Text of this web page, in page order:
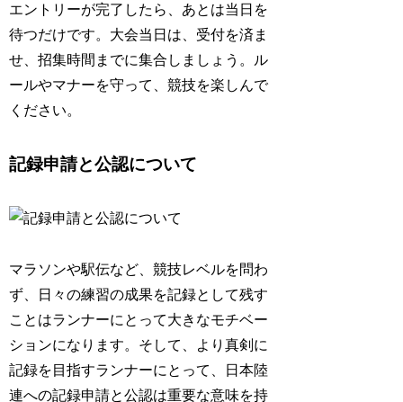
エントリーが完了したら、あとは当日を
待つだけです。大会当日は、受付を済ま
せ、招集時間までに集合しましょう。ル
ールやマナーを守って、競技を楽しんで
ください。
記録申請と公認について
マラソンや駅伝など、競技レベルを問わ
ず、日々の練習の成果を記録として残す
ことはランナーにとって大きなモチベー
ションになります。そして、より真剣に
記録を目指すランナーにとって、
日本陸
連への記録申請と公認は重要な意味を持